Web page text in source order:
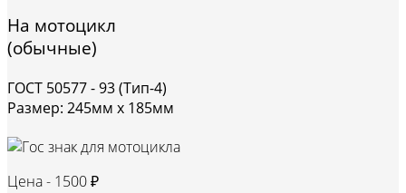
На мотоцикл
(обычные)
ГОСТ 50577 - 93 (Тип-4)
Размер: 245мм х 185мм
Цена - 1500 ₽